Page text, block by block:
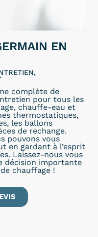
EN
complète de
pour tous les
chauffe-eau et
thermostatiques,
les ballons
de rechange.
pouvons vous
en gardant à l’esprit
Laissez-nous vous
décision importante
chauffage !